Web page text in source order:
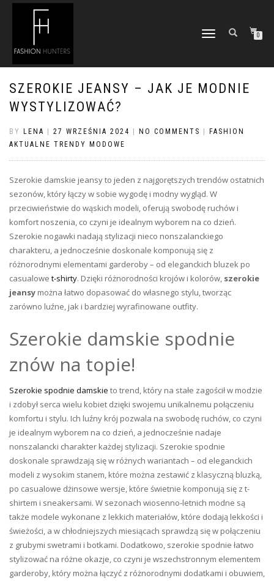
TOGGLE
0
SZEROKIE JEANSY – JAK JE MODNIE
WYSTYLIZOWAĆ?
BY LENA 27 WRZEŚNIA 2024 NO COMMENTS
FASHION
AKTUALNE TRENDY MODOWE
Szerokie damskie jeansy to jeden z najgorętszych trendów ostatnich
sezonów, który łączy w sobie wygodę i modny wygląd. W
przeciwieństwie do wąskich modeli, oferują swobodę ruchów i
komfort noszenia, co czyni je idealnym wyborem na co dzień.
Szerokie nogawki nadają stylizacji nieco nonszalanckiego
charakteru, a jednocześnie doskonale komponują się z
różnorodnymi elementami garderoby – od eleganckich bluzek po
casualowe t-shirty. Dzięki różnorodności krojów i kolorów, szerokie
jeansy można łatwo dopasować do własnego stylu, tworząc
zarówno luźne, jak i bardziej wyrafinowane outfity.
Szerokie damskie spodnie
znów na topie!
Szerokie spodnie damskie to trend, który na stałe zagościł w modzie
i zdobył serca wielu kobiet dzięki swojemu unikalnemu połączeniu
komfortu i stylu. Ich luźny krój pozwala na swobodę ruchów, co czyni
je idealnym wyborem na co dzień, a jednocześnie nadaje
nonszalancki charakter każdej stylizacji. Szerokie spodnie
doskonale sprawdzają się w różnych wariantach – od eleganckich
modeli z wysokim stanem, które można zestawić z klasyczną bluzką,
po casualowe dżinsowe wersje, które świetnie komponują się z t-
shirtem i sneakersami. W sezonach wiosenno-letnich modne są
także modele wykonane z lekkich materiałów, które dodają lekkości i
świeżości, a w chłodniejszych miesiącach sprawdzą się w połączeniu
z grubymi swetrami i botkami. Dodatkowo, szerokie spodnie łatwo
stylizować na różne okazje, co czyni je wszechstronnym elementem
garderoby, który można łączyć z różnorodnymi dodatkami i obuwiem,